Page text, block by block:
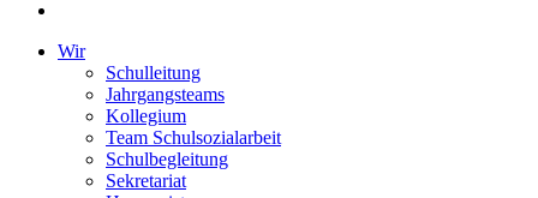
Wir
Schulleitung
Jahrgangsteams
Kollegium
Team Schulsozialarbeit
Schulbegleitung
Sekretariat